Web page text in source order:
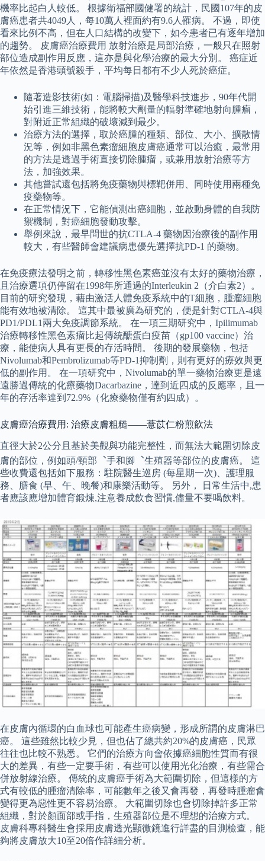
機率比起白人較低。 根據衛福部國健署的統計，民國107年的皮
膚癌患者共4049人，每10萬人裡面約有9.6人罹病。 不過，即使
看來比例不高，但在人口結構的改變下，如今患者已有逐年增加
的趨勢。 皮膚癌治療費用 放射治療是局部治療，一般只在照射
部位造成副作用反應，這亦是與化學治療的最大分別。 癌症近
年依然是香港頭號殺手，平均每日都有不少人死於癌症。
隨著造影技術(如：電腦掃描)及醫學科技進步，90年代開
始引進三維技術，能將較大劑量的輻射準確地射向腫瘤，
對附近正常組織的破壞減到最少。
治療方法的選擇，取於癌腫的種類、部位、大小、擴散情
況等，例如非黑色素瘤細胞皮膚癌通常可以治癒，最常用
的方法是透過手術直接切除腫瘤，或兼用放射治療等方
法，加強效果。
其他嘗試還包括將免疫藥物與標靶併用、同時使用兩種免
疫藥物等。
在正常情況下，它能偵測出癌細胞，並啟動身體的自我防
禦機制，對癌細胞發動攻擊。
舉例來說，最早問世的抗CTLA-4 藥物因治療後的副作用
較大，有些醫師會建議病患優先選擇抗PD-1 的藥物。
在免疫療法發明之前，轉移性黑色素癌並沒有太好的藥物治療，
且治療選項仍停留在1998年所通過的Interleukin 2（介白素2）。
目前的研究發現，藉由激活人體免疫系統中的T細胞，腫瘤細胞
能有效地被清除。 這其中最被廣為研究的，便是針對CTLA-4與
PD1/PDL1兩大免疫調節系統。 在一項三期研究中，Ipilimumab
治療轉移性黑色素瘤比起傳統醣蛋白疫苗（gp100 vaccine）治
療，能使病人具有更長的存活時間。 後期的發展藥物，包括
Nivolumab和Pembrolizumab等PD-1抑制劑，則有更好的療效與更
低的副作用。 在一項研究中，Nivolumab的單一藥物治療更是遠
遠勝過傳統的化療藥物Dacarbazine，達到近四成的反應率，且一
年的存活率達到72.9%（化療藥物僅有約四成）。
皮膚癌治療費用: 治療皮膚粗糙——薏苡仁粉煎飲法
直徑大於2公分且基於美觀與功能完整性，而無法大範圍切除皮
膚的部位，例如頭/頸部︑手和腳︑生殖器等部位的皮膚癌。 這
些收費還包括如下服務：駐院醫生巡房 (每星期一次)、護理服
務、膳食 (早、午、晚餐)和康樂活動等。 另外， 日常生活中,患
者應該應增加體育鍛煉,注意養成飲食習慣,儘量不要喝飲料。
在皮膚內循環的白血球也可能產生癌病變，形成所謂的皮膚淋巴
癌。 這些雖然比較少見，但也佔了總共約20%的皮膚癌，民眾
往往也比較不熟悉。 它們的治療方向會依據癌細胞性質而有很
大的差異，有些一定要手術，有些可以使用光化治療，有些需合
併放射線治療。 傳統的皮膚癌手術為大範圍切除，但這樣的方
式有較低的腫瘤清除率，可能數年之後又會再發，再發時腫瘤會
變得更為惡性更不容易治療。 大範圍切除也會切除掉許多正常
組織，對於顏面部或手指，生殖器部位是不理想的治療方式。
皮膚科專科醫生會採用皮膚透光顯微鏡進行詳盡的目測檢查，能
夠將皮膚放大10至20倍作詳細分析。